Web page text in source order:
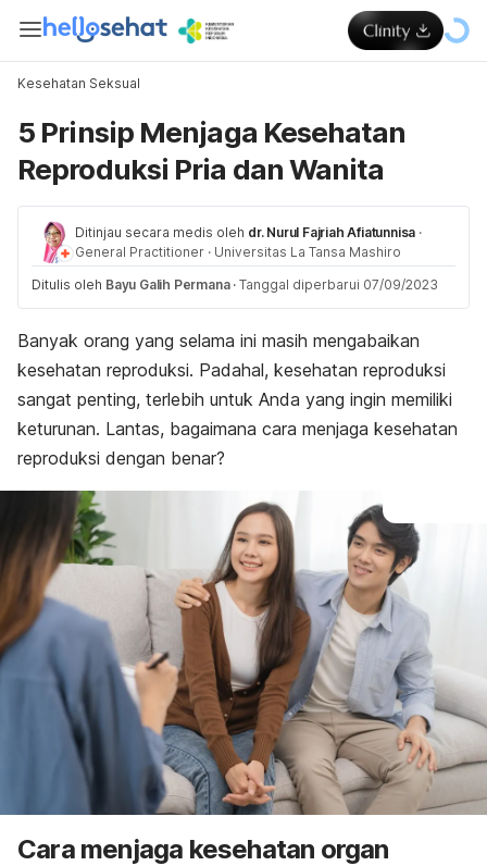
Kesehatan Seksual
5 Prinsip Menjaga Kesehatan
Reproduksi Pria dan Wanita
Ditinjau secara medis oleh dr. Nurul Fajriah Afiatunnisa ·
General Practitioner · Universitas La Tansa Mashiro
Ditulis oleh Bayu Galih Permana · Tanggal diperbarui 07/09/2023
Banyak orang yang selama ini masih mengabaikan
kesehatan reproduksi. Padahal, kesehatan reproduksi
sangat penting, terlebih untuk Anda yang ingin memiliki
keturunan. Lantas, bagaimana cara menjaga kesehatan
reproduksi dengan benar?
Cara menjaga kesehatan organ